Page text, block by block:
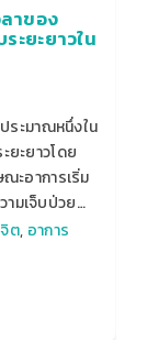
าของ
ะยะยาวใน
ะมาณหนึ่งใน
ยะยาวโดย
ะอาการเริ่ม
มเจ็บป่วย…
ต, อาการ